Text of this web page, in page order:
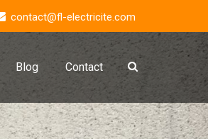
contact@fl-electricite.com
Blog Contact